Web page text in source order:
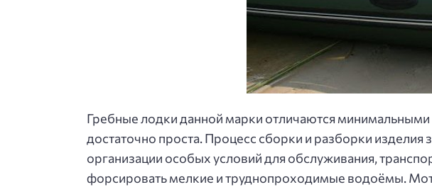
Гребные лодки данной марки отличаются
достаточно проста. Процесс сборки и разборки
организации особых условий для обслуживания,
форсировать мелкие и труднопроходимые водоёмы.